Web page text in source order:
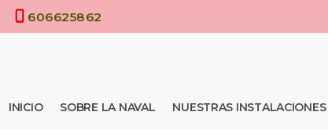
Saltar
606625862
INICIO SOBRE LA NAVAL NUESTRAS INSTALACIONES